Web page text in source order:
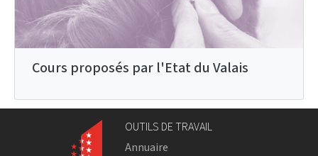
Cours proposés par l'Etat du Valais
OUTILS DE TRAVAIL
Annuaire